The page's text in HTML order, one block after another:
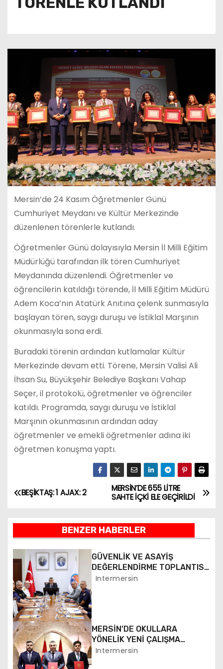
Mersin’de 24 Kasım Öğretmenler Günü
Cumhuriyet Meydanı ve Kültür Merkezinde
düzenlenen törenlerle kutlandı.
Öğretmenler Günü dolayısıyla Mersin İl Milli Eğitim
Müdürlüğü tarafından ilk tören Cumhuriyet
Meydanında düzenlendi. Öğretmenler ve
öğrencilerin katıldığı törende, İl Milli Eğitim Müdürü
Adem Koca’nın Atatürk Anıtına çelenk sunmasıyla
başlayan tören, saygı duruşu ve İstiklal Marşının
okunmasıyla sona erdi.
Buradaki törenin ardından kutlamalar Kültür
Merkezinde devam etti. Törene, Mersin Valisi Ali
İhsan Su, Büyükşehir Belediye Başkanı Vahap
Seçer, il protokolü, öğretmenler ve öğrenciler
katıldı. Programda, saygı duruşu ve İstiklal
Marşının okunmasının ardından aday
öğretmenler ve emekli öğretmenler adına iki
öğretmen konuşma yaptı.
Y
z
ı
g
e
z
i
n
MERSİN’DE 655 LİTRE
SAHTE İÇKİ ELE GEÇİRİLDİ
BEŞİKTAŞ: 1 AJAX: 2
BENZER HABERLER
GÜVENLİK VE ASAYİŞ
DEĞERLENDİRME TOPLANTISI
YAPILDI
Intermersin
MERSİN’DE OKULLARA
YÖNELİK YENİ ÇALIŞMA
BAŞLATILDI
Intermersin